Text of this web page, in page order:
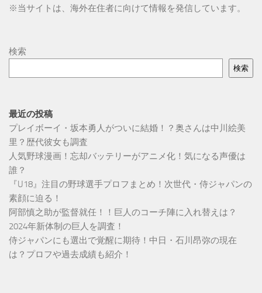
※当サイトは、海外在住者に向けて情報を発信しています。
検索
検索
最近の投稿
プレイボーイ・坂本勇人がついに結婚！？奥さんは中川絵美
里？歴代彼女も調査
人気野球漫画！忘却バッテリーがアニメ化！気になる声優は
誰？
『U18』注目の野球選手プロフまとめ！次世代・侍ジャパンの
素顔に迫る！
阿部慎之助が監督就任！！巨人のコーチ陣に入れ替えは？
2024年新体制の巨人を調査！
侍ジャパンにも選出で覚醒に期待！中日・石川昂弥の現在
は？プロフや過去成績も紹介！